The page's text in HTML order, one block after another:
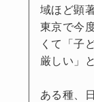
域ほど顕
東京で今
くて「子
厳しい」
ある種、